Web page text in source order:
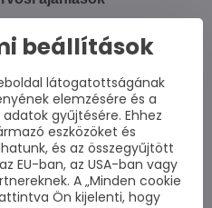
pozitív tapasztalatokról
kapcsán, amikor a fehér
színüket, és a vitiligo
világszerte az
a vitiligo kezelésének
köszönhetően a hatékony
beállítások
látogatottságának
elemzésére és a
gyűjtésére. Ehhez
eszközöket és
és az összegyűjtött
EU-ban, az USA-ban vagy
A „Minden cookie
Ön kijelenti, hogy